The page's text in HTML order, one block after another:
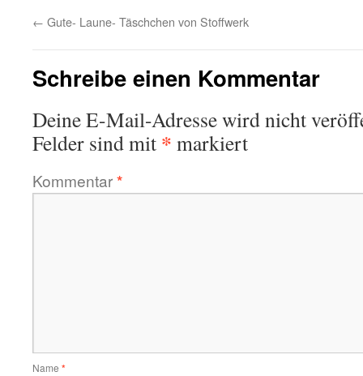
← Gute- Laune- Täschchen von Stoffwerk
Schreibe einen Kommentar
Deine E-Mail-Adresse wird nicht
Felder sind mit * markiert
Kommentar*
Name *